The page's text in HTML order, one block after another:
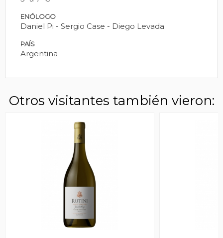
ENÓLOGO
Daniel Pi - Sergio Case - Diego Levada
PAÍS
Argentina
Otros visitantes también vieron: